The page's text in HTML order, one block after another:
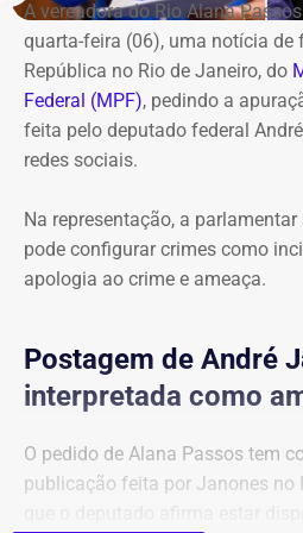
chegaria a R$ 975 mil mensais.
A operação começou por volta
da Secretaria Municipal de
Instituto Municipal de Vigilância
Guarda Municipal, Comlurb, CET-
da Secretaria de Estado de
Militar, Light e Águas do Rio.
A vereadora do Rio Alana
quarta-feira (06), uma notícia de
República no Rio de Janeiro, do
Federal (MPF), pedindo a
feita pelo deputado federal
redes sociais.
Na representação, a
pode configurar crimes como
apologia ao crime e ameaça.
Postagem de André
interpretada como
O pedido de Alana Passos tem
publicação feita por Janones no